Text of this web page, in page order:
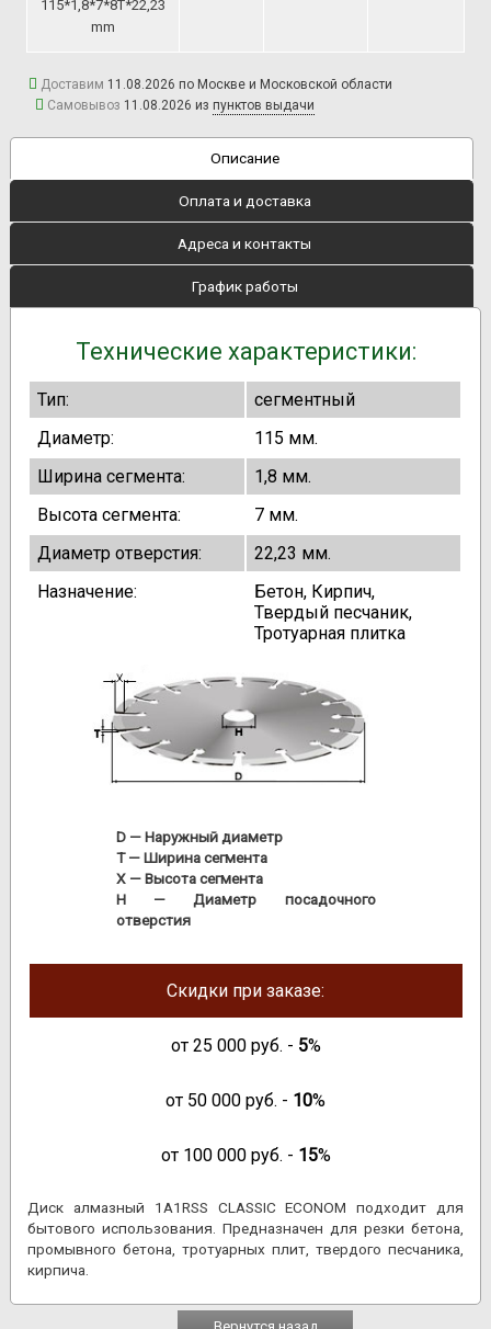
115*1,8*7*8Т*22,23
mm
Доставим 11.08.2026 по Москве и Московской области
Самовывоз 11.08.2026 из пунктов выдачи
Описание
Оплата и доставка
Адреса и контакты
График работы
Технические характеристики:
Тип:
сегментный
Диаметр:
115 мм.
Ширина сегмента:
1,8 мм.
Высота сегмента:
7 мм.
Диаметр отверстия:
22,23 мм.
Назначение:
Бетон, Кирпич,
Твердый песчаник,
Тротуарная плитка
D— Наружный диаметр
T— Ширина сегмента
X— Высота сегмента
H— Диаметр посадочного
отверстия
Скидки при заказе:
от 25 000руб. - 5%
от 50 000 руб. - 10%
от 100 000руб. - 15%
Диск алмазный 1A1RSS CLASSIC ECONOM подходит для
бытового использования. Предназначен для резки бетона,
промывного бетона, тротуарных плит, твердого песчаника,
кирпича.